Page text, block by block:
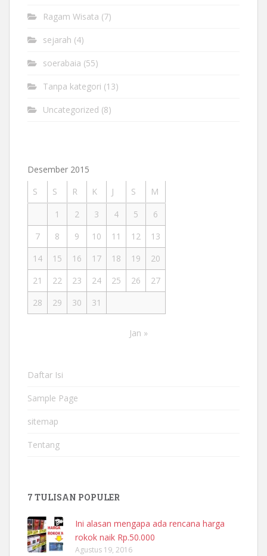
Ragam Wisata (7)
sejarah (4)
soerabaia (55)
Tanpa kategori (13)
Uncategorized (8)
Desember 2015
S
S R K J S
M
1
2 3 4 5
6
7
8 9 10 11 12
13
14
15 16 17 18 19
20
21
22 23 24 25 26
27
28
29 30 31
Jan »
Daftar Isi
Sample Page
sitemap
Tentang
7 TULISAN POPULER
Ini alasan mengapa ada rencana harga
rokok naik Rp.50.000
Agustus 19, 2016